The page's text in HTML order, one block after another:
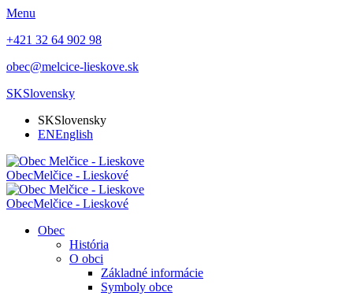
Menu
+421 32 64 902 98
obec@melcice-lieskove.sk
SKSlovensky
SKSlovensky
ENEnglish
ObecMelčice - Lieskové
ObecMelčice - Lieskové
Obec
História
O obci
Základné informácie
Symboly obce